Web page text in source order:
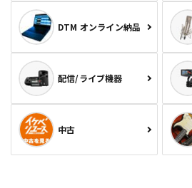
DTM オンライン納品
配信/ライブ機器
中古